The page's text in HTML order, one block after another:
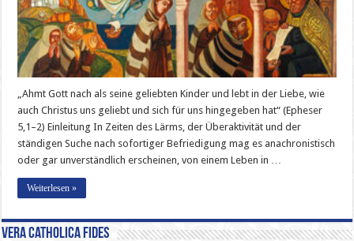
„Ahmt Gott nach als seine geliebten Kinder und lebt in der Liebe, wie
auch Christus uns geliebt und sich für uns hingegeben hat“ (Epheser
5,1–2) Einleitung In Zeiten des Lärms, der Überaktivität und der
ständigen Suche nach sofortiger Befriedigung mag es anachronistisch
oder gar unverständlich erscheinen, von einem Leben in …
Weiterlesen »
Vera Catholica Fides